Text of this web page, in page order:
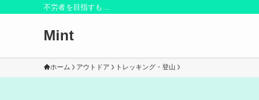
不労者を目指すも…
Mint
ホーム アウトドア トレッキング・登山